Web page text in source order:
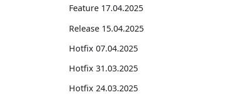
Feature 17.04.2025
Release 15.04.2025
Hotfix 07.04.2025
Hotfix 31.03.2025
Hotfix 24.03.2025